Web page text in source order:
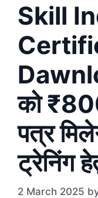
Skill
को
पत्र
ट्रेनिंग
2 March 2025